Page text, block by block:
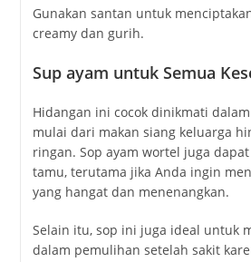
Gunakan santan untuk
creamy dan gurih.
Sup ayam untuk Semua
Hidangan ini cocok dinikmati
mulai dari makan siang keluarga
ringan. Sop ayam wortel juga
tamu, terutama jika Anda ingin
yang hangat dan menenangkan.
Selain itu, sop ini juga ideal untuk
dalam pemulihan setelah sakit